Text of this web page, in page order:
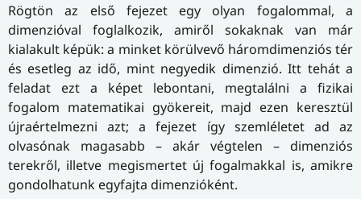
Rögtön az első fejezet egy olyan fogalommal, a
dimenzióval foglalkozik, amiről sokaknak van már
kialakult képük: a minket körülvevő háromdimenziós tér
és esetleg az idő, mint negyedik dimenzió. Itt tehát a
feladat ezt a képet lebontani, megtalálni a fizikai
fogalom matematikai gyökereit, majd ezen keresztül
újraértelmezni azt; a fejezet így szemléletet ad az
olvasónak magasabb – akár végtelen – dimenziós
terekről, illetve megismertet új fogalmakkal is, amikre
gondolhatunk egyfajta dimenzióként.